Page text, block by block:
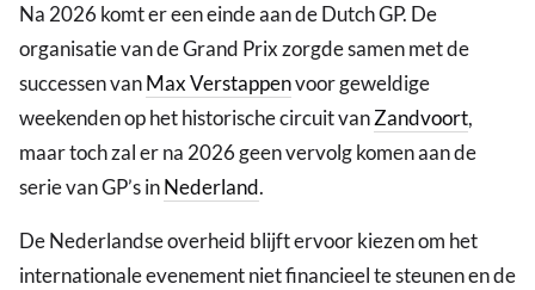
Na 2026 komt er een einde aan de Dutch GP. De
organisatie van de Grand Prix zorgde samen met de
successen vanMax Verstappenvoor geweldige
weekenden op het historische circuit vanZandvoort,
maar toch zal er na 2026 geen vervolg komen aan de
serie van GP’s inNederland.
De Nederlandse overheid blijft ervoor kiezen om het
internationale evenement niet financieel te steunen en de